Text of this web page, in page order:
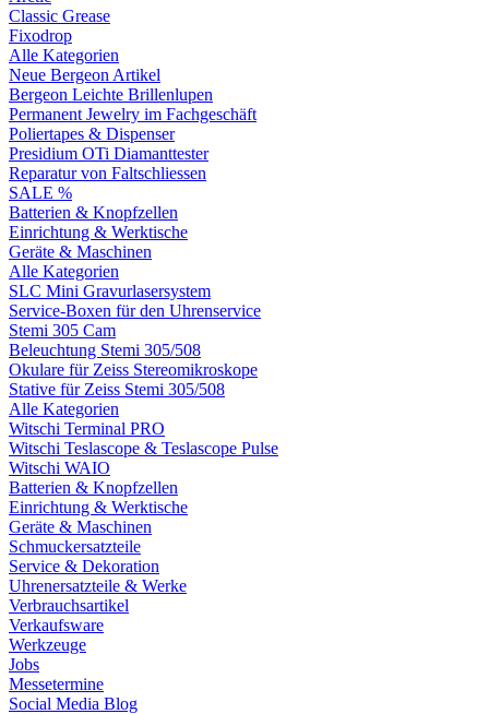
Classic Grease
Fixodrop
Alle Kategorien
Neue Bergeon Artikel
Bergeon Leichte Brillenlupen
Permanent Jewelry im Fachgeschäft
Poliertapes & Dispenser
Presidium OTi Diamanttester
Reparatur von Faltschliessen
SALE %
Batterien & Knopfzellen
Einrichtung & Werktische
Geräte & Maschinen
Alle Kategorien
SLC Mini Gravurlasersystem
Service-Boxen für den Uhrenservice
Stemi 305 Cam
Beleuchtung Stemi 305/508
Okulare für Zeiss Stereomikroskope
Stative für Zeiss Stemi 305/508
Alle Kategorien
Witschi Terminal PRO
Witschi Teslascope & Teslascope Pulse
Witschi WAIO
Batterien & Knopfzellen
Einrichtung & Werktische
Geräte & Maschinen
Schmuckersatzteile
Service & Dekoration
Uhrenersatzteile & Werke
Verbrauchsartikel
Verkaufsware
Werkzeuge
Jobs
Messetermine
Social Media Blog